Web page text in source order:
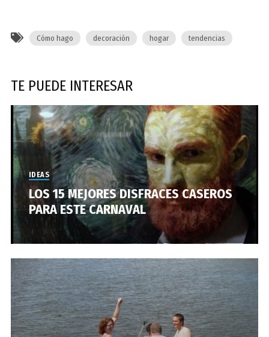
Cómo hago decoración hogar tendencias
TE PUEDE INTERESAR
IDEAS
LOS 15 MEJORES DISFRACES CASEROS
PARA ESTE CARNAVAL